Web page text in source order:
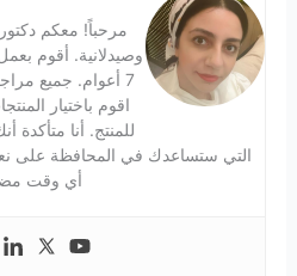
مرحباً! معكم
وصيدلانية. أقوم
7 أعوام. جميع
اقوم باختيار
للمنتج. أنا متأكدة
التي ستساعدك في المحافظة على
أي وقت